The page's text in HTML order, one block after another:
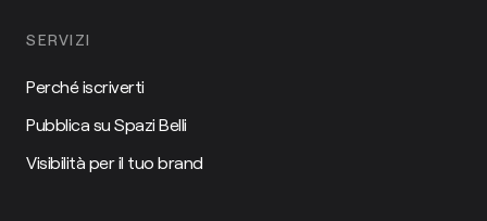
SERVIZI
Perché iscriverti
Pubblica su Spazi Belli
Visibilità per il tuo brand